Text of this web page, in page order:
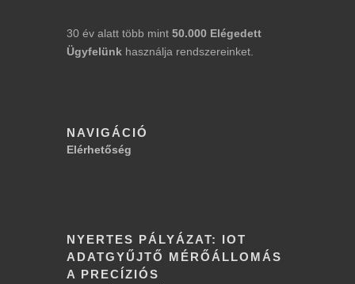
30 év alatt több mint 50.000 Elégedett
Ügyfelünk használja rendszereinket.
NAVIGÁCIÓ
Elérhetőség
NYERTES PÁLYÁZAT: IOT
ADATGYŰJTŐ MÉRŐÁLLOMÁS
A PRECÍZIÓS